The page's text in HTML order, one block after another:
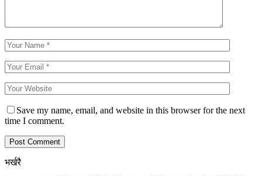
Save my name, email, and website in this browser for the next
time I comment.
भर्खरै